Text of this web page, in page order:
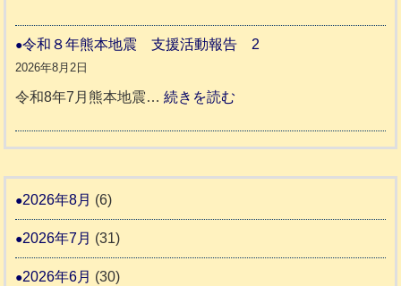
日
記
支
報
3
一
り
り
和
市
令和８年熊本地震 支援活動報告 2
2026年8月2日
令和8年7月熊本地震…続きを読む
和
熊
2026年8月 (6)
2026年7月 (31)
2026年6月 (30)